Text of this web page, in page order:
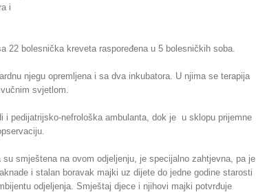
i
22 bolesnička kreveta raspoređena u 5 bolesničkih soba.
njegu opremljena i sa dva inkubatora. U njima se terapija
svjetlom.
i pedijatrijsko-nefrološka ambulanta, dok je u sklopu prijemne
su smještena na ovom odjeljenju, je specijalno zahtjevna, pa je
i stalan boravak majki uz dijete do jedne godine starosti
odjeljenja. Smještaj djece i njihovi majki potvrđuje